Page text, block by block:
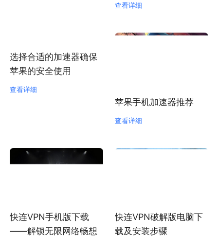
查看详细
选择合适的加速器确保
苹果的安全使用
查看详细
苹果手机加速器推荐
查看详细
快连VPN手机版下载
——解锁无限网络畅想
快连VPN破解版电脑下
载及安装步骤